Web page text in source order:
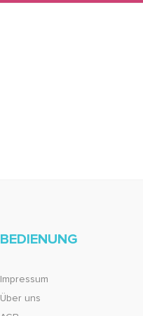
BEDIENUNG
Impressum
Über uns